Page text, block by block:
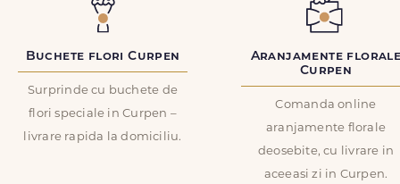
Buchete flori Curpen
Surprinde cu buchete de
flori speciale in Curpen –
livrare rapida la domiciliu.
Aranjamente
Curpen
Comanda online
aranjamente florale
deosebite, cu livrare in
aceeasi zi in Curpen.